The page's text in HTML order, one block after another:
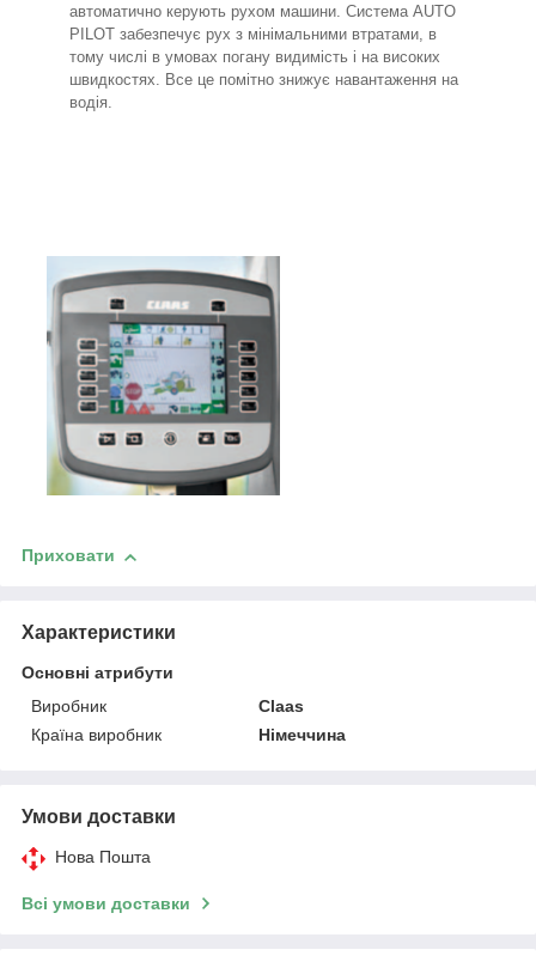
автоматично керують рухом машини. Система AUTO
PILOT забезпечує рух з мінімальними втратами, в
тому числі в умовах погану видимість і на високих
швидкостях. Все це помітно знижує навантаження на
водія.
Приховати
Характеристики
Основні атрибути
Виробник
Claas
Країна виробник
Німеччина
Умови доставки
Нова Пошта
Всі умови доставки